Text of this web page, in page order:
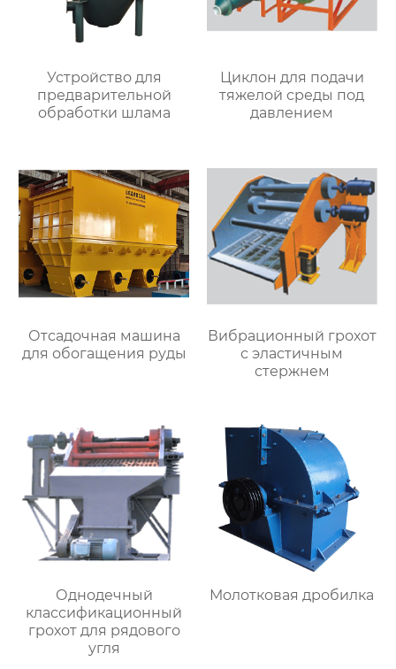
Устройство для
предварительной
обработки шлама
Циклон для подачи
тяжелой среды под
давлением
Отсадочная машина
для обогащения руды
Вибрационный грохот
с эластичным
стержнем
Однодечный
классификационный
грохот для рядового
угля
Молотковая дробилка